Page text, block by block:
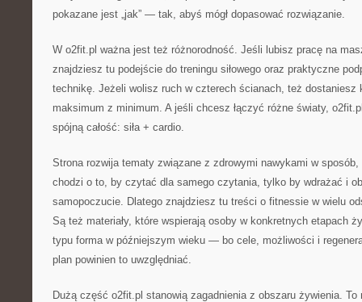
pokazane jest „jak” — tak, abyś mógł dopasować rozwiązanie.
W o2fit.pl ważna jest też różnorodność. Jeśli lubisz pracę na
znajdziesz tu podejście do treningu siłowego oraz praktyczne
technikę. Jeżeli wolisz ruch w czterech ścianach, też dostaniesz
maksimum z minimum. A jeśli chcesz łączyć różne światy,
spójną całość: siła + cardio.
Strona rozwija tematy związane z zdrowymi nawykami w sposób,
chodzi o to, by czytać dla samego czytania, tylko by wdrażać i
samopoczucie. Dlatego znajdziesz tu treści o fitnessie w wielu
Są też materiały, które wspierają osoby w konkretnych etapach
typu forma w późniejszym wieku — bo cele, możliwości i
plan powinien to uwzględniać.
Dużą część o2fit.pl stanowią zagadnienia z obszaru żywienia. To